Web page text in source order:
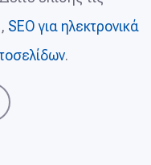
, SEO για ηλεκτρονικά
.